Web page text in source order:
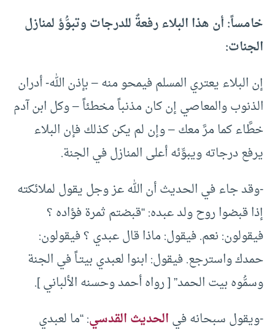
خامساً: أن هذا البلاء رفعةٌ للدرجات وتبوُّؤ لمنازل
الجنات:
إن البلاء يعتري المسلم فيمحو منه – بإذن الله- أدران
الذنوب والمعاصي إن كان مذنباً مخطئاً – وكل ابن آدم
خطَّاء كما مرَّ معك – وإن لم يكن كذلك فإن البلاء
يرفع درجاته ويبوِّئه أعلى المنازل في الجنة.
-وقد جاء في الحديث أن الله عز وجل يقول لملائكته
إذا قبضوا روح ولد عبده: “قبضتم ثمرة فؤاده ؟
فيقولون: نعم. فيقول: ماذا قال عبدي ؟ فيقولون:
حمدك واسترجع. فيقول: ابنوا لعبدي بيتـاً في الجنة
وسمُّوه بيت الحمد” [ رواه أحمد وحسنه الألباني ].
-ويقول سبحانه فيالحديث القدسي: “ما لعبدي